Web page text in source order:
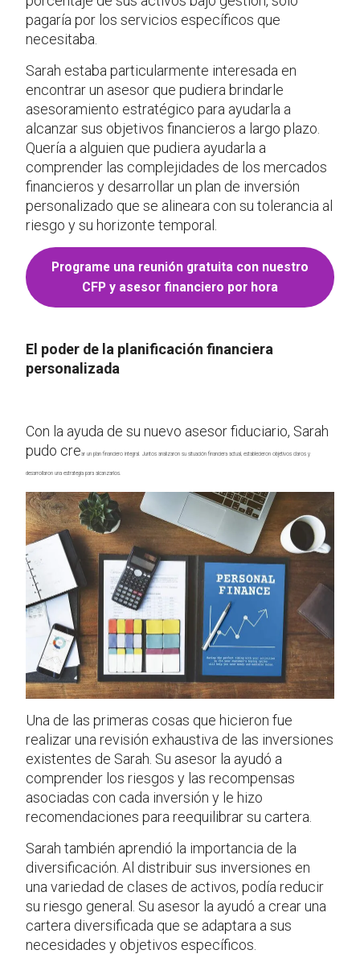
pagaría por los servicios específicos que
necesitaba.
Sarah estaba particularmente interesada en
encontrar un asesor que pudiera brindarle
asesoramiento estratégico para ayudarla a
alcanzar sus objetivos financieros a largo plazo.
Quería a alguien que pudiera ayudarla a
comprender las complejidades de los mercados
financieros y desarrollar un plan de inversión
personalizado que se alineara con su tolerancia al
riesgo y su horizonte temporal.
Programe una reunión gratuita con nuestro
CFP y asesor financiero por hora
El poder de la planificación financiera
personalizada
Con la ayuda de su nuevo asesor fiduciario, Sarah
pudo crear un plan financiero integral. Juntos analizaron su situación financiera actual, establecieron objetivos claros y
desarrollaron una estrategia para alcanzarlos.
Una de las primeras cosas que hicieron fue
realizar una revisión exhaustiva de las inversiones
existentes de Sarah. Su asesor la ayudó a
comprender los riesgos y las recompensas
asociadas con cada inversión y le hizo
recomendaciones para reequilibrar su cartera.
Sarah también aprendió la importancia de la
diversificación. Al distribuir sus inversiones en
una variedad de clases de activos, podía reducir
su riesgo general. Su asesor la ayudó a crear una
cartera diversificada que se adaptara a sus
necesidades y objetivos específicos.